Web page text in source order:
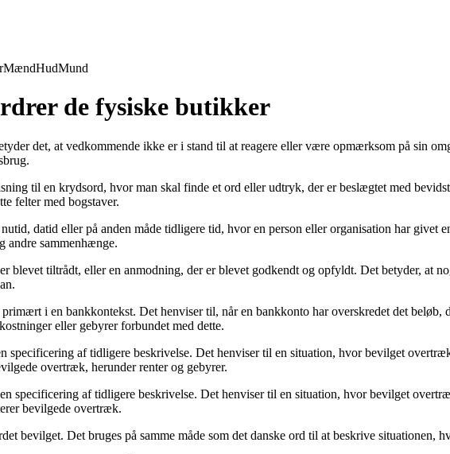
MændHudMund
de fysiske butikker
det, at vedkommende ikke er i stand til at reagere eller være opmærksom på sin
til en krydsord, hvor man skal finde et ord eller udtryk, der er beslægtet med
felter med bogstaver.
datid eller på anden måde tidligere tid, hvor en person eller organisation har givet
andre sammenhænge.
blevet tiltrådt, eller en anmodning, der er blevet godkendt og opfyldt. Det betyder, at
i en bankkontekst. Det henviser til, når en bankkonto har overskredet det
eller gebyrer forbundet med dette.
specificering af tidligere beskrivelse. Det henviser til en situation, hvor bevilget
overtræk, herunder renter og gebyrer.
specificering af tidligere beskrivelse. Det henviser til en situation, hvor bevilget
bevilgede overtræk.
bevilget. Det bruges på samme måde som det danske ord til at beskrive situationen,